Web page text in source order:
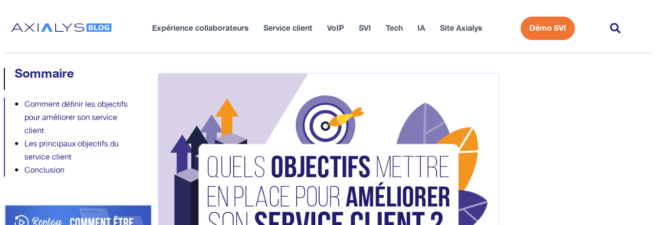
Expérience collaborateurs Service client VoIP SVI Tech IA Site Axialys Démo SVI
Sommaire
Comment définir les objectifs
pour améliorer son service
client
Les principaux objectifs du
service client
Conclusion